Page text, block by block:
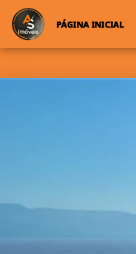
PÁGINA INICIAL